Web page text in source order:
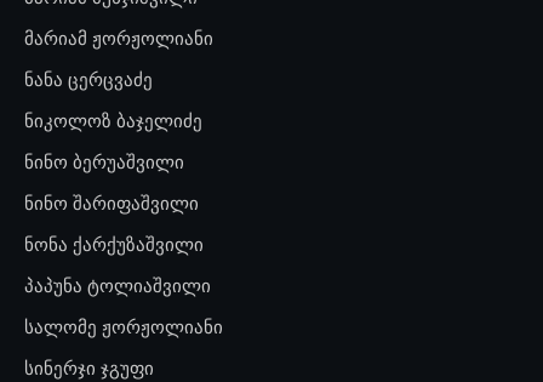
მარიამ ჟორჟოლიანი
ნანა ცერცვაძე
ნიკოლოზ ბაჯელიძე
ნინო ბერუაშვილი
ნინო შარიფაშვილი
ნონა ქარქუზაშვილი
პაპუნა ტოლიაშვილი
სალომე ჟორჟოლიანი
სინერჯი ჯგუფი